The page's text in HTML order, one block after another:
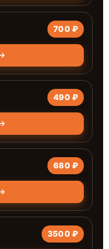
700 ₽
490 ₽
680 ₽
3500 ₽